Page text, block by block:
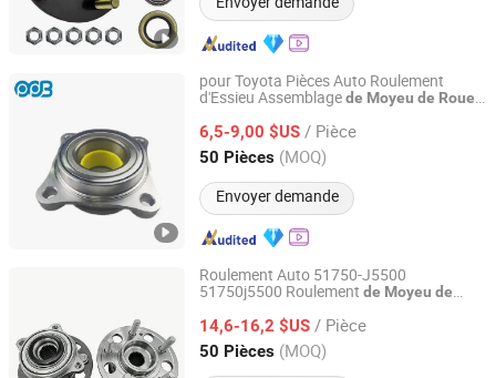
pour Toyota Pièces Auto Roulement
d'Essieu Assemblagede Moyeu de Roue
Cruiser Prado et Hilux
6,5-9,00 $US / Pièce
50 Pièces (MOQ)
Envoyer demande
Sichuan Mighty Machinery Co., Ltd.
Sichuan, China Depuis 2020
Roulement Auto 51750-J5500
51750j5500 Roulement de Moyeu de
pour Accessoires KIA Stinger
14,6-16,2 $US / Pièce
50 Pièces (MOQ)
Guangzhou Keya Machinery Co., Ltd.
Guangdong, China Depuis 2025